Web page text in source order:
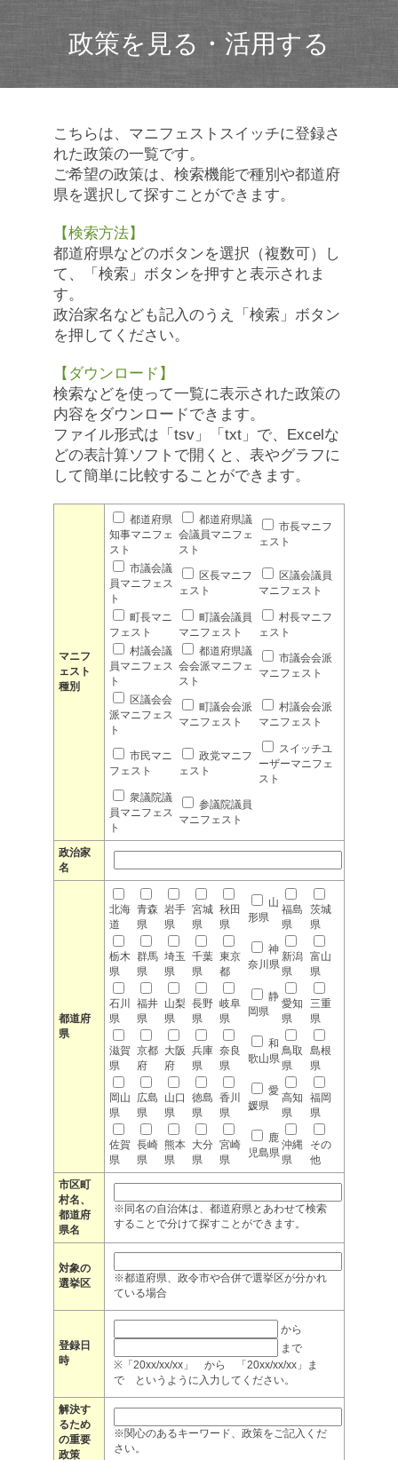
政策を見る・活用する
こちらは、マニフェストスイッチに登録さ
れた政策の一覧です。
ご希望の政策は、検索機能で種別や都道府
県を選択して探すことができます。
【検索方法】
都道府県などのボタンを選択（複数可）し
て、「検索」ボタンを押すと表示されま
す。
政治家名なども記入のうえ「検索」ボタン
を押してください。
【ダウンロード】
検索などを使って一覧に表示された政策の
内容をダウンロードできます。
ファイル形式は「tsv」「txt」で、Excelな
どの表計算ソフトで開くと、表やグラフに
して簡単に比較することができます。
マニフ
ェスト
種別
都道府県
知事マニフェ
スト
都道府県議
会議員マニフェ
スト
市長マニフ
ェスト
市議会議
員マニフェス
ト
区長マニフ
ェスト
区議会議員
マニフェスト
町長マニ
フェスト
町議会議員
マニフェスト
村長マニフ
ェスト
村議会議
員マニフェス
ト
都道府県議
会会派マニフェ
スト
市議会会派
マニフェスト
区議会会
派マニフェス
ト
町議会会派
マニフェスト
村議会会派
マニフェスト
市民マニ
フェスト
政党マニフ
ェスト
スイッチユ
ーザーマニフェ
スト
衆議院議
員マニフェス
ト
参議院議員
マニフェスト
政治家
名
都道府
県
北海
道
青森
県
岩手
県
宮城
県
秋田
県
山
形県
福島
県
茨城
県
栃木
県
群馬
県
埼玉
県
千葉
県
東京
都
神
奈川県
新潟
県
富山
県
石川
県
福井
県
山梨
県
長野
県
岐阜
県
静
岡県
愛知
県
三重
県
滋賀
県
京都
府
大阪
府
兵庫
県
奈良
県
和
歌山県
鳥取
県
島根
県
岡山
県
広島
県
山口
県
徳島
県
香川
県
愛
媛県
高知
県
福岡
県
佐賀
県
長崎
県
熊本
県
大分
県
宮崎
県
鹿
児島県
沖縄
県
その
他
市区町
村名、
都道府
県名
※同名の自治体は、都道府県とあわせて検索
することで分けて探すことができます。
対象の
選挙区
※都道府県、政令市や合併で選挙区が分かれ
ている場合
登録日
時
から
まで
※「20xx/xx/xx」 から 「20xx/xx/xx」ま
で というように入力してください。
解決す
るため
の重要
政策
※関心のあるキーワード、政策をご記入くだ
さい。